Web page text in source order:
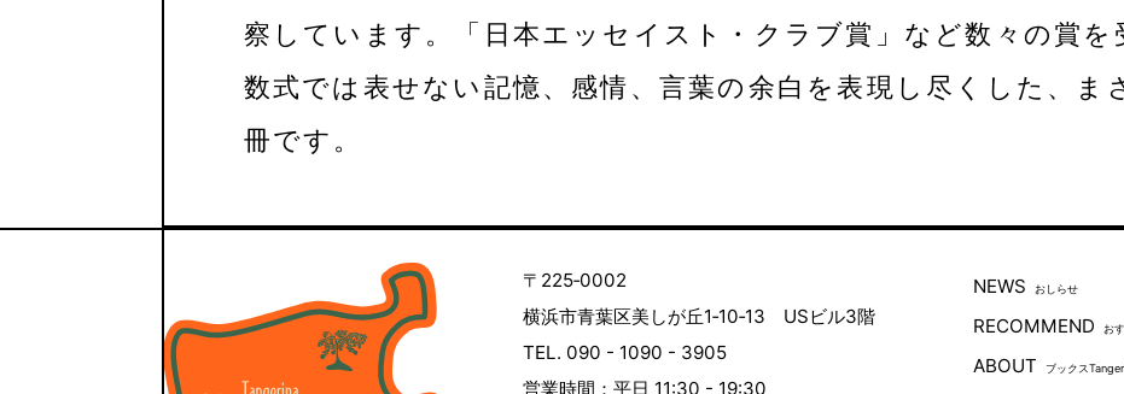
察しています。「日本エッセイスト・クラブ賞」など数々の賞を
数式では表せない記憶、感情、言葉の余白を表現し尽くした、ま
冊です。
〒225‐0002
横浜市青葉区美しが丘1‐10‐13 USビル3階
TEL. 090 - 1090 - 3905
営業時間：平日 11:30 - 19:30
NEWS おしらせ
RECOMMEND お
ABOUT ブックス